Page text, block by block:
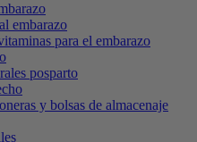
embarazo
para el embarazo
posparto
y bolsas de almacenaje